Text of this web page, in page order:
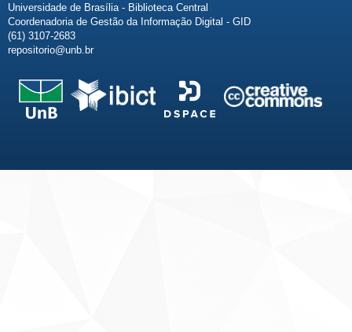
Universidade de Brasília - Biblioteca Central
Coordenadoria de Gestão da Informação Digital - GID
(61) 3107-2683
repositorio@unb.br